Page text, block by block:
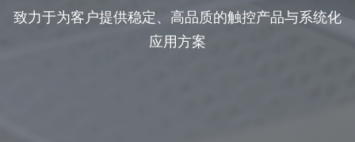
致力于为客户提供稳定、高品质的触控产品与系统化
应用方案